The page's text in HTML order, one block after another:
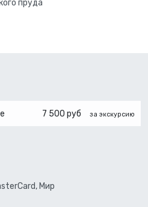
пруда
7 500 руб за экскурсию
Мир